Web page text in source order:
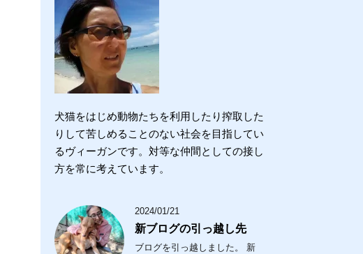
犬猫をはじめ動物たちを利用したり搾取した
りして苦しめることのない社会を目指してい
るヴィーガンです。対等な仲間としての接し
方を常に考えています。
2024/01/21
新ブログの引っ越し先
ブログを引っ越しました。 新